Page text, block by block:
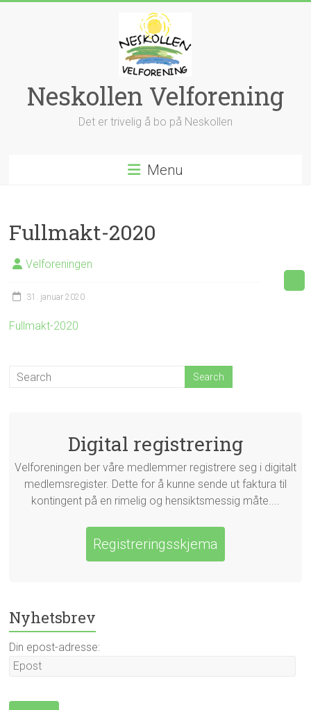
Neskollen Velforening
Det er trivelig å bo på Neskollen
Menu
Fullmakt-2020
Velforeningen
31. januar 2020
Fullmakt-2020
Digital registrering
Velforeningen ber våre medlemmer registrere seg i digitalt
medlemsregister. Dette for å kunne sende ut faktura til
kontingent på en rimelig og hensiktsmessig måte....
Registreringsskjema
Nyhetsbrev
Din epost-adresse: